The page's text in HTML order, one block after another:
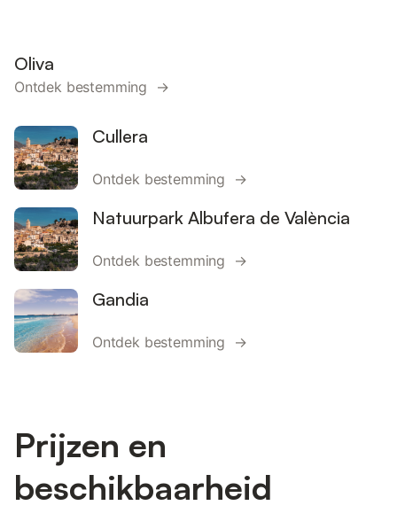
Oliva
Ontdek bestemming →
Cullera
Ontdek bestemming →
Natuurpark Albufera de València
Ontdek bestemming →
Gandia
Ontdek bestemming →
Prijzen en
beschikbaarheid